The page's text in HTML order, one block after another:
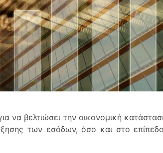
να βελτιώσει την οικονομική
των εσόδων, όσο και στο